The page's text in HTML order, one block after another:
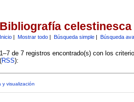
Bibliografía celestinesca
Inicio| Mostrar todo| Búsqueda simple| Búsqueda
1–7 de 7 registros encontrado(s) con los
(RSS):
y visualización